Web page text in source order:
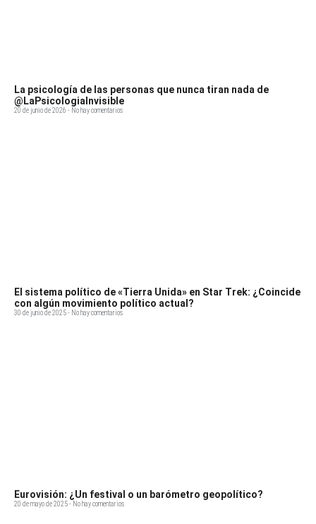
La psicología de las personas que nunca tiran nada de
@LaPsicologiaInvisible
20 de junio de 2026 No hay comentarios
El sistema político de «Tierra Unida» en Star Trek: ¿Coincide
con algún movimiento político actual?
30 de junio de 2025 No hay comentarios
Eurovisión: ¿Un festival o un barómetro geopolítico?
20 de mayo de 2025 No hay comentarios